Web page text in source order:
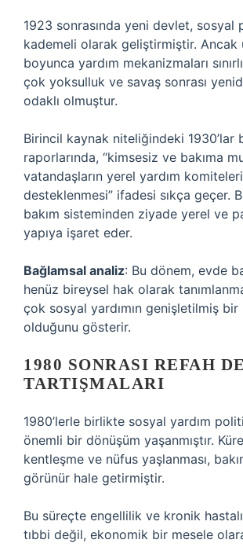
1923 sonrasında yeni devlet, sosyal
kademeli olarak geliştirmiştir. Ancak
boyunca yardım mekanizmaları
çok yoksulluk ve savaş sonrası
odaklı olmuştur.
Birincil kaynak niteliğindeki 1930’lar
raporlarında, “kimsesiz ve bakıma
vatandaşların yerel yardım komiteleri
desteklenmesi” ifadesi sıkça geçer.
bakım sisteminden ziyade yerel ve
yapıya işaret eder.
Bağlamsal analiz: Bu dönem, evde
henüz bireysel hak olarak
çok sosyal yardımın genişletilmiş bir
olduğunu gösterir.
1980 SONRASI REFAH
TARTIŞMALARI
1980’lerle birlikte sosyal yardım
önemli bir dönüşüm yaşanmıştır.
kentleşme ve nüfus yaşlanması,
görünür hale getirmiştir.
Bu süreçte engellilik ve kronik
tıbbi değil, ekonomik bir mesele